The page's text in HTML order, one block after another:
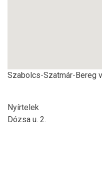
Szabolcs-Szatmár-Bereg
Nyírtelek
Dózsa u. 2.